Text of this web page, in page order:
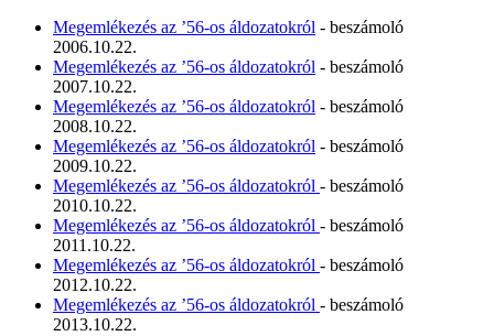
Megemlékezés az ’56-os áldozatokról - beszámoló
2006.10.22.
Megemlékezés az ’56-os áldozatokról - beszámoló
2007.10.22.
Megemlékezés az ’56-os áldozatokról - beszámoló
2008.10.22.
Megemlékezés az ’56-os áldozatokról - beszámoló
2009.10.22.
Megemlékezés az ’56-os áldozatokról - beszámoló
2010.10.22.
Megemlékezés az ’56-os áldozatokról - beszámoló
2011.10.22.
Megemlékezés az ’56-os áldozatokról - beszámoló
2012.10.22.
Megemlékezés az ’56-os áldozatokról - beszámoló
2013.10.22.